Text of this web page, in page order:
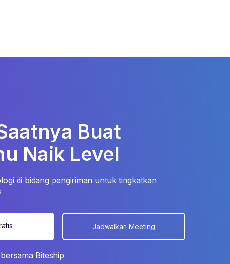
Buat
Naik Level
di bidang pengiriman untuk tingkatkan
Jadwalkan Meeting
Biteship